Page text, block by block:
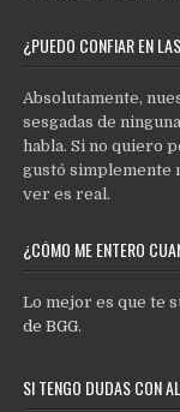
¿PUEDO CONFIAR EN
Absolutamente,
sesgadas de
habla. Si no quiero
gustó simplemente
ver es real.
¿CÓMO ME ENTERO
Lo mejor es que te
de BGG.
SI TENGO DUDAS CON